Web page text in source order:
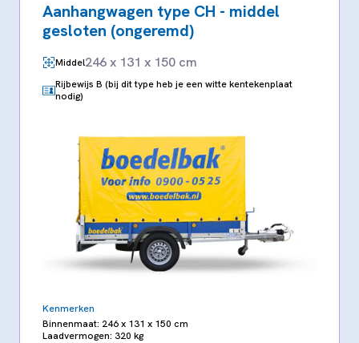
Aanhangwagen type CH - middel
gesloten (ongeremd)
Middel246 x 131 x 150 cm
Rijbewijs B (bij dit type heb je een witte kentekenplaat
nodig)
Kenmerken
Binnenmaat: 246 x 131 x 150 cm
Laadvermogen: 320 kg